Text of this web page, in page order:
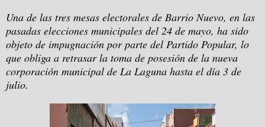
Una de las tres mesas electorales de Barrio Nuevo, en las
pasadas elecciones municipales del 24 de mayo, ha sido
objeto de impugnación por parte del Partido Popular, lo
que obliga a retrasar la toma de posesión de la nueva
corporación municipal de La Laguna hasta el día 3 de
julio.